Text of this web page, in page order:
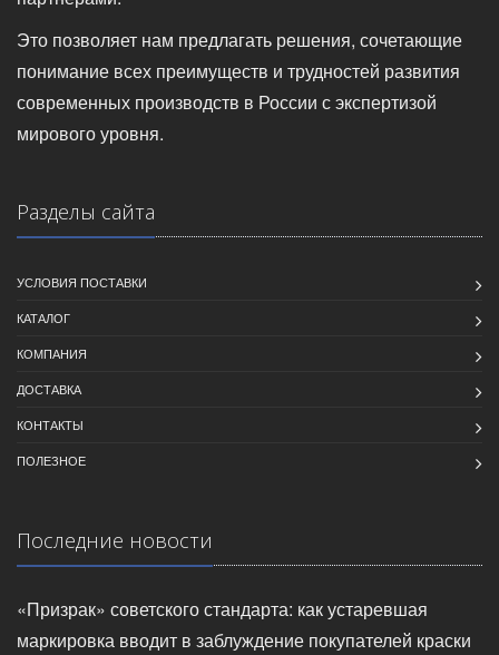
Это позволяет нам предлагать решения, сочетающие
понимание всех преимуществ и трудностей развития
современных производств в России с экспертизой
мирового уровня.
Разделы сайта
УСЛОВИЯ ПОСТАВКИ
КАТАЛОГ
КОМПАНИЯ
ДОСТАВКА
КОНТАКТЫ
ПОЛЕЗНОЕ
Последние новости
«Призрак» советского стандарта: как устаревшая
маркировка вводит в заблуждение покупателей краски